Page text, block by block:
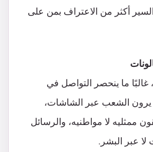
السير أكثر من الاعتراف بمن على
غالبًا ما ينحصر التواصل في
يرون الشعب عبر الشاشات،
ممثليه لا مواطنيه، والرسائل
لا عبر البشر.